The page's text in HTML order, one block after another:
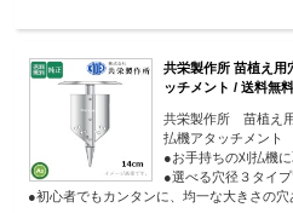
共栄製作所 苗植え用
ッチメント / 送料無料
共栄製作所 苗植え
払機アタッチメント
●お手持ちの刈払機に
●選べる穴径３タイ
●初心者でもカンタンに、均一な大きさの穴